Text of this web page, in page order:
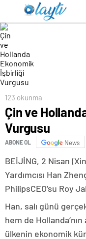
123 okunma
Çin ve
Vurgusu
ABONE OL News
BEİJİNG, 2 Nisan
Yardımcısı Han
PhilipsCEO’su Roy
Han, salı günü
hem de
ülkenin ekonomik